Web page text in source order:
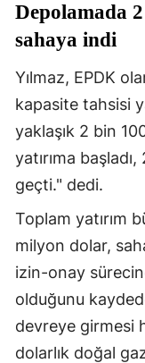
Depolamada
sahaya indi
Yılmaz, EPDK
kapasite tahsisi
yaklaşık 2 bin
yatırıma
geçti." dedi.
Toplam yatırım
milyon dolar,
izin-onay
olduğunu
devreye girmesi
dolarlık doğal